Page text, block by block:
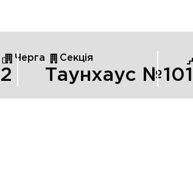
Черга
2
Секція
Таунхаус №101